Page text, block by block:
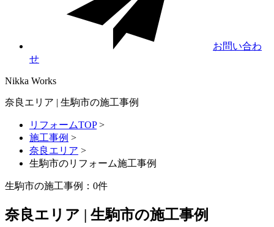
お問い合わ
せ
Nikka Works
奈良エリア | 生駒市の施工事例
リフォームTOP>
施工事例 >
奈良エリア >
生駒市のリフォーム施工事例
生駒市の施工事例： 0件
奈良エリア | 生駒市の施工事例